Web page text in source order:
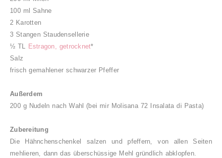
100 ml Sahne
2 Karotten
3 Stangen Staudensellerie
½ TL Estragon, getrocknet*
Salz
frisch gemahlener schwarzer Pfeffer
Außerdem
200 g Nudeln nach Wahl (bei mir Molisana 72 Insalata di Pasta)
Zubereitung
Die Hähnchenschenkel salzen und pfeffern, von allen Seiten
mehlieren, dann das überschüssige Mehl gründlich abklopfen.